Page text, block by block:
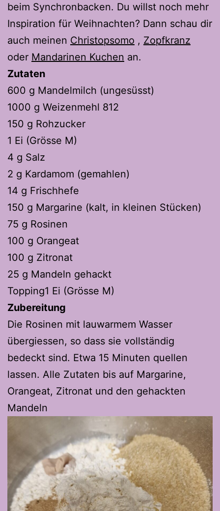
beim Synchronbacken. Du willst noch mehr
Inspiration für Weihnachten? Dann schau dir
auch meinen Christopsomo , Zopfkranz
oder Mandarinen Kuchen an.
Zutaten
600 g Mandelmilch (ungesüsst)
1000 g Weizenmehl 812
150 g Rohzucker
1 Ei (Grösse M)
4 g Salz
2 g Kardamom (gemahlen)
14 g Frischhefe
150 g Margarine (kalt, in kleinen Stücken)
75 g Rosinen
100 g Orangeat
100 g Zitronat
25 g Mandeln gehackt
Topping1 Ei (Grösse M)
Zubereitung
Die Rosinen mit lauwarmem Wasser
übergiessen, so dass sie vollständig
bedeckt sind. Etwa 15 Minuten quellen
lassen. Alle Zutaten bis auf Margarine,
Orangeat, Zitronat und den gehackten
Mandeln